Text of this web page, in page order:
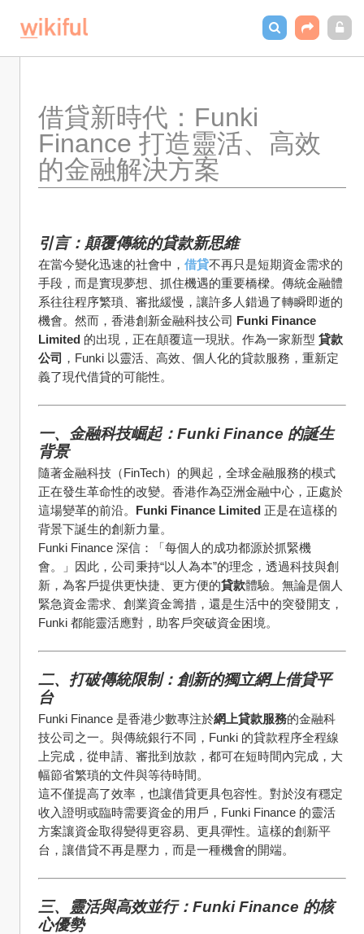
借貸新時代：Funki
Finance 打造靈活、高效
的金融解決方案
引言：顛覆傳統的貸款新思維
在當今變化迅速的社會中， 借貸不再只是短期資金需求的
手段，而是實現夢想、抓住機遇的重要橋樑。傳統金融體
系往往程序繁瑣、審批緩慢，讓許多人錯過了轉瞬即逝的
機會。然而，香港創新金融科技公司 Funki Finance
Limited 的出現，正在顛覆這一現狀。作為一家新型 貸款
公司 ，Funki 以靈活、高效、個人化的貸款服務，重新定
義了現代借貸的可能性。
一、金融科技崛起：Funki Finance 的誕生
背景
隨著金融科技（FinTech）的興起，全球金融服務的模式
正在發生革命性的改變。香港作為亞洲金融中心，正處於
這場變革的前沿。 Funki Finance Limited 正是在這樣的
背景下誕生的創新力量。
Funki Finance 深信：「每個人的成功都源於抓緊機
會。」因此，公司秉持“以人為本”的理念，透過科技與創
新，為客戶提供更快捷、更方便的貸款體驗。無論是個人
緊急資金需求、創業資金籌措，還是生活中的突發開支，
Funki 都能靈活應對，助客戶突破資金困境。
二、打破傳統限制：創新的獨立網上借貸平
台
Funki Finance 是香港少數專注於網上貸款服務的金融科
技公司之一。與傳統銀行不同，Funki 的貸款程序全程線
上完成，從申請、審批到放款，都可在短時間內完成，大
幅節省繁瑣的文件與等待時間。
這不僅提高了效率，也讓借貸更具包容性。對於沒有穩定
收入證明或臨時需要資金的用戶，Funki Finance 的靈活
方案讓資金取得變得更容易、更具彈性。這樣的創新平
台，讓借貸不再是壓力，而是一種機會的開端。
三、靈活與高效並行：Funki Finance 的核
心優勢